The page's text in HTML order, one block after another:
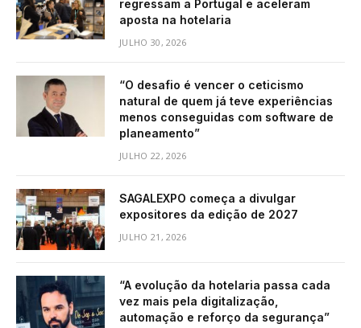
regressam a Portugal e aceleram
aposta na hotelaria
JULHO 30, 2026
“O desafio é vencer o ceticismo
natural de quem já teve experiências
menos conseguidas com software de
planeamento”
JULHO 22, 2026
SAGALEXPO começa a divulgar
expositores da edição de 2027
JULHO 21, 2026
“A evolução da hotelaria passa cada
vez mais pela digitalização,
automação e reforço da segurança”